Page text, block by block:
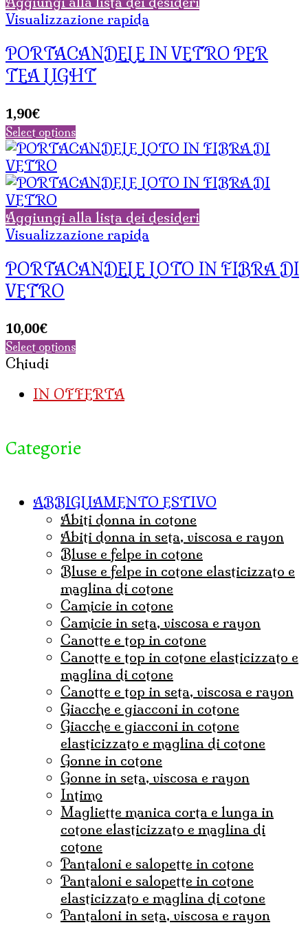
Visualizzazione rapida
PORTACANDELE IN VETRO PER
TEA LIGHT
1,90€
Select options
Aggiungi alla lista dei desideri
Visualizzazione rapida
PORTACANDELE LOTO IN FIBRA DI
VETRO
10,00€
Select options
Chiudi
IN OFFERTA
Categorie
ABBIGLIAMENTO ESTIVO
abiti donna in cotone
abiti donna in seta, viscosa e rayon
bluse e felpe in cotone
bluse e felpe in cotone elasticizzato e
maglina di cotone
camicie in cotone
camicie in seta, viscosa e rayon
canotte e top in cotone
canotte e top in cotone elasticizzato e
maglina di cotone
canotte e top in seta, viscosa e rayon
Giacche e giacconi in cotone
giacche e giacconi in cotone
elasticizzato e maglina di cotone
gonne in cotone
Gonne in seta, viscosa e rayon
Intimo
magliette manica corta e lunga in
cotone elasticizzato e maglina di
cotone
pantaloni e salopette in cotone
Pantaloni e salopette in cotone
elasticizzato e maglina di cotone
Pantaloni in seta, viscosa e rayon